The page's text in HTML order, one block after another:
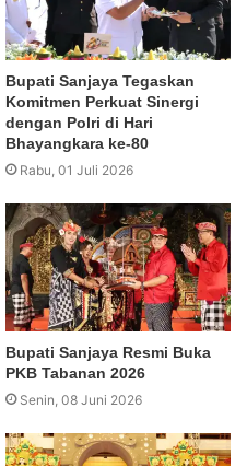
Bupati Sanjaya Tegaskan
Komitmen Perkuat Sinergi
dengan Polri di Hari
Bhayangkara ke-80
Rabu, 01 Juli 2026
Bupati Sanjaya Resmi Buka
PKB Tabanan 2026
Senin, 08 Juni 2026